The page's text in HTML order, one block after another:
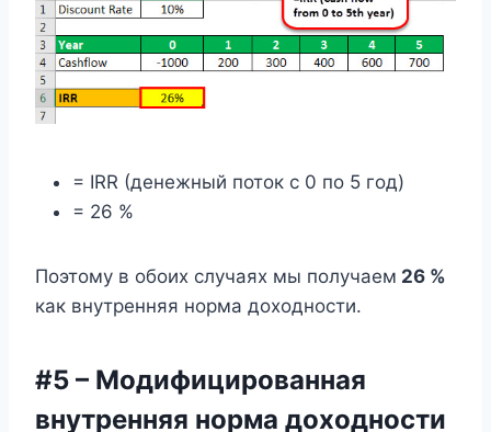
= IRR (денежный поток с 0 по 5 год)
= 26 %
Поэтому в обоих случаях мы получаем 26 %
как внутренняя норма доходности.
#5 – Модифицированная
внутренняя норма доходности